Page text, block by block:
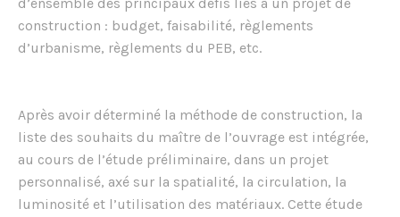
d’ensemble des principaux défis liés à un projet de
construction : budget, faisabilité, règlements
d’urbanisme, règlements du PEB, etc.
Après avoir déterminé la méthode de construction, la
liste des souhaits du maître de l’ouvrage est intégrée,
au cours de l’étude préliminaire, dans un projet
personnalisé, axé sur la spatialité, la circulation, la
luminosité et l’utilisation des matériaux. Cette étude